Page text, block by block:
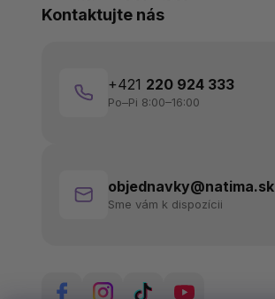
Kontaktujte nás
+421 220 924 333
Po–Pi 8:00–16:00
objednavky@natima.sk
Sme vám k dispozícii